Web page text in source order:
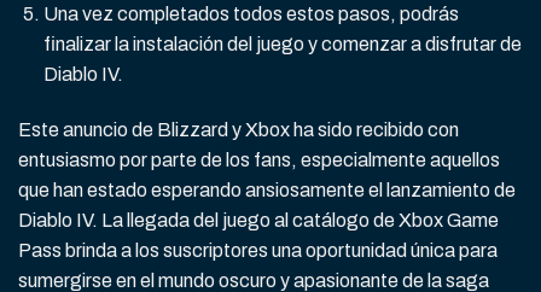
Una vez completados todos estos pasos, podrás
finalizar la instalación del juego y comenzar a disfrutar de
Diablo IV.
Este anuncio de Blizzard y Xbox ha sido recibido con
entusiasmo por parte de los fans, especialmente aquellos
que han estado esperando ansiosamente el lanzamiento de
Diablo IV. La llegada del juego al catálogo de Xbox Game
Pass brinda a los suscriptores una oportunidad única para
sumergirse en el mundo oscuro y apasionante de la saga